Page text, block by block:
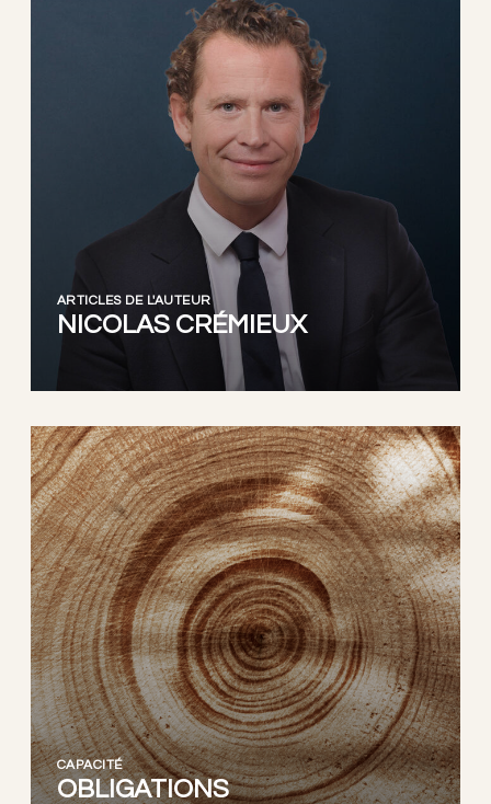
ARTICLES DE L'AUTEUR
NICOLAS CRÉMIEUX
CAPACITÉ
OBLIGATIONS